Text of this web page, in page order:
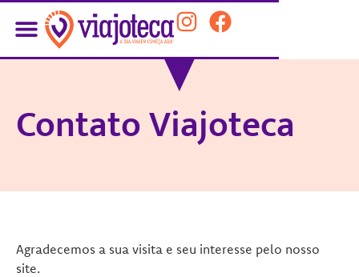
Contato Viajoteca
Agradecemos a sua visita e seu interesse pelo nosso
site.